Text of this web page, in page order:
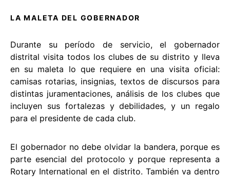
LA MALETA DEL GOBERNADOR
Durante su período de servicio, el gobernador
distrital visita todos los clubes de su distrito y lleva
en su maleta lo que requiere en una visita oficial:
camisas rotarias, insignias, textos de discursos para
distintas juramentaciones, análisis de los clubes que
incluyen sus fortalezas y debilidades, y un regalo
para el presidente de cada club.
El gobernador no debe olvidar la bandera, porque es
parte esencial del protocolo y porque representa a
Rotary International en el distrito. También va dentro